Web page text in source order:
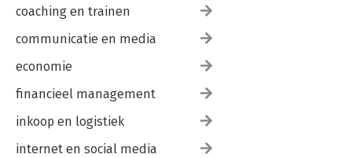
coaching en trainen
communicatie en media
economie
financieel management
inkoop en logistiek
internet en social media